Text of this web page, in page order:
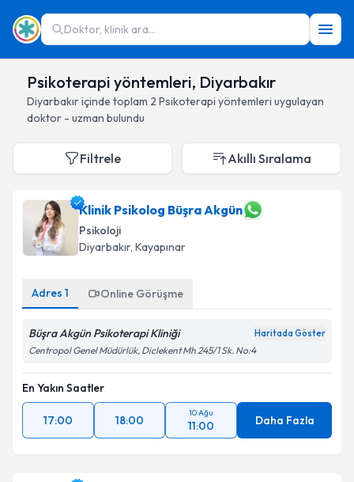
Doktor, klinik ara...
Psikoterapi yöntemleri, Diyarbakır
Diyarbakıriçinde toplam 2 Psikoterapi yöntemleri uygulayan
doktor - uzman bulundu
Filtrele Akıllı Sıralama
Klinik Psikolog Büşra Akgün
Psikoloji
Diyarbakır, Kayapınar
Adres 1 Online Görüşme
Büşra Akgün Psikoterapi Kliniği Haritada Göster
Centropol Genel Müdürlük, Diclekent Mh 245/1 Sk. No:4
En Yakın Saatler
17:00 18:00
10 Ağu
11:00 Daha Fazla